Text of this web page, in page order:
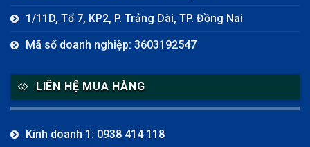
1/11D, Tổ 7, KP2, P. Trảng Dài, TP. Đồng Nai
Mã số doanh nghiệp: 3603192547
LIÊN HỆ MUA HÀNG
Kinh doanh 1: 0938 414 118